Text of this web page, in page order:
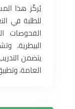
يُركّز هذا
للطلبة في
الفحوصات
البيطرية،
يتضمن
العامة،